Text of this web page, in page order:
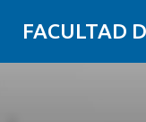
FACULTAD